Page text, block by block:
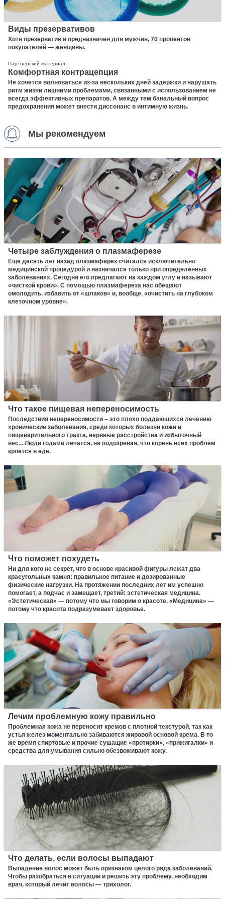
Виды презервативов
Хотя презерватив и предназначен для мужчин, 70 процентов
покупателей — женщины.
Партнерский материал
Комфортная контрацепция
Не хочется волноваться из-за нескольких дней задержки и нарушать
ритм жизни лишними проблемами, связанными с использованием не
всегда эффективных препаратов. А между тем банальный вопрос
предохранения может внести диссонанс в интимную жизнь.
Мы рекомендуем
Четыре заблуждения о плазмаферезе
Еще десять лет назад плазмаферез считался исключительно
медицинской процедурой и назначался только при определенных
заболеваниях. Сегодня его предлагают на каждом углу и называют
«чисткой крови». С помощью плазмафереза нас обещают
омолодить, избавить от «шлаков» и, вообще, «очистить на глубоком
клеточном уровне».
Что такое пищевая непереносимость
Последствия непереносимости – это плохо поддающихся лечению
хронические заболевания, среди которых болезни кожи и
пищеварительного тракта, нервные расстройства и избыточный
вес... Люди годами лечатся, не подозревая, что корень всех проблем
кроется в еде.
Что поможет похудеть
Ни для кого не секрет, что в основе красивой фигуры лежат два
краеугольных камня: правильное питание и дозированные
физические нагрузки. На протяжении последних лет им успешно
помогает, а подчас и замещает, третий: эстетическая медицина.
«Эстетическая» — потому что мы говорим о красоте. «Медицина» —
потому что красота подразумевает здоровье.
Лечим проблемную кожу правильно
Проблемная кожа не переносит кремов c плотной текстурой, так как
устья желез моментально забиваются жировой основой крема. В то
же время спиртовые и прочие сушащие «протирки», «прижигалки» и
средства для умывания сильно обезвоживают кожу.
Что делать, если волосы выпадают
Выпадение волос может быть признаком целого ряда заболеваний.
Чтобы разобраться в ситуации и решить эту проблему, необходим
врач, который лечит волосы — трихолог.